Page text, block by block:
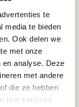
te
media te bieden
Ook delen we
met onze
analyse. Deze
met andere
die ze hebben
hun services.
schrik is
het om na
te doen.
een ijsje